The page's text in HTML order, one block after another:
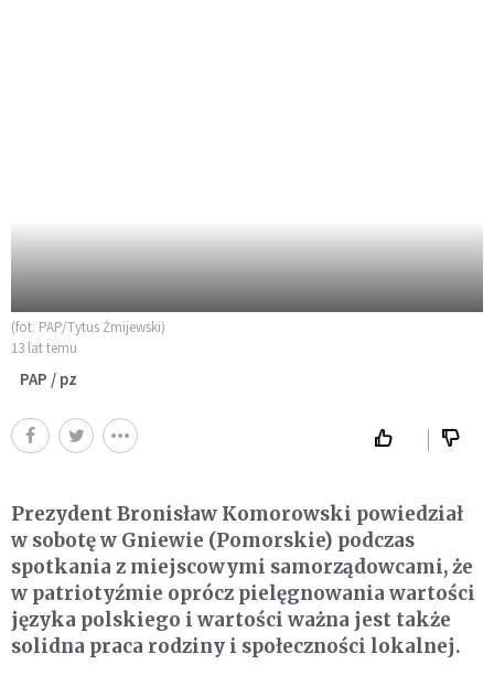
(fot. PAP/Tytus Żmijewski)
13 lat temu
PAP / pz
Prezydent Bronisław Komorowski powiedział
w sobotę w Gniewie (Pomorskie) podczas
spotkania z miejscowymi samorządowcami, że
w patriotyźmie oprócz pielęgnowania wartości
języka polskiego i wartości ważna jest także
solidna praca rodziny i społeczności lokalnej.